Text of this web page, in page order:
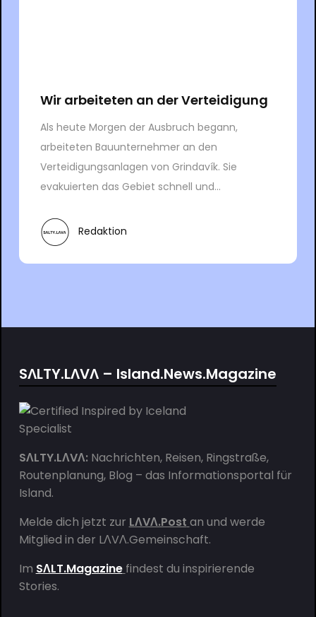
Wir arbeiteten an der Verteidigung
Als heute Morgen der Ausbruch begann,
arbeiteten Bauunternehmer an den
Verteidigungsanlagen von Grindavík. Sie
evakuierten das Gebiet schnell und...
Redaktion
SΛLTY.LΛVΛ – Island.News.Magazine
SΛLTY.LΛVΛ:Nachrichten, Reisen, Ringstraße,
Routenplanung, Blog – das Informationsportal für
Island.
Melde dich jetzt zur LΛVΛ.Post an und werde
Mitglied in der LΛVΛ.Gemeinschaft.
Im SΛLT.Magazine findest du inspirierende
Stories.